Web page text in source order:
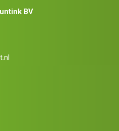
BV